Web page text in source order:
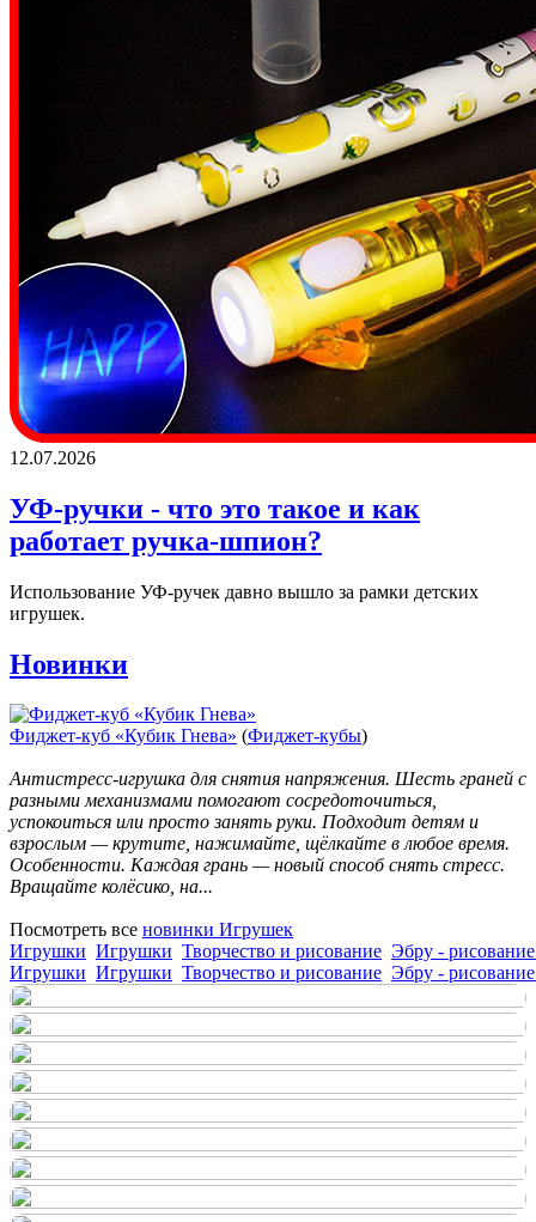
12.07.2026
УФ-ручки - что это такое и как
работает ручка-шпион?
Использование УФ-ручек давно вышло за рамки детских
игрушек.
Новинки
Фиджет-куб «Кубик Гнева» (Фиджет-кубы)
Антистресс-игрушка для снятия напряжения. Шесть граней с
разными механизмами помогают сосредоточиться,
успокоиться или просто занять руки. Подходит детям и
взрослым — крутите, нажимайте, щёлкайте в любое время.
Особенности. Каждая грань — новый способ снять стресс.
Вращайте колёсико, на...
Посмотреть все новинки Игрушек
Игрушки Игрушки Творчество и рисование Эбру -
Игрушки Игрушки Творчество и рисование Эбру -